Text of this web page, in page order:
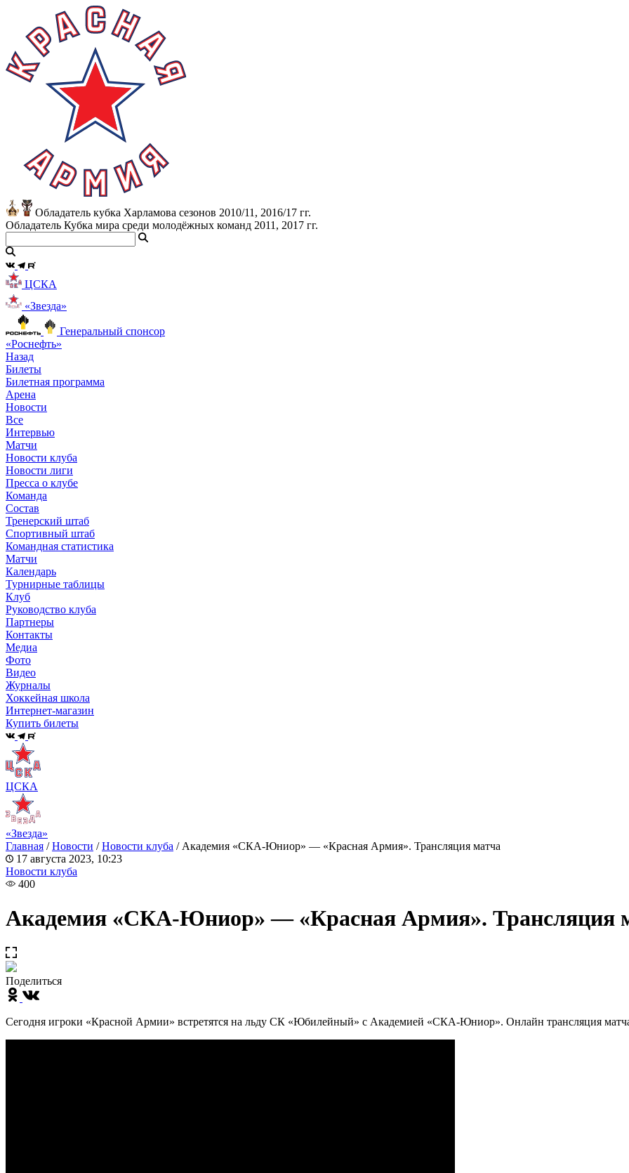
Обладатель кубка Харламова сезонов 2010/11, 2016/17 гг.
Обладатель Кубка мира среди молодёжных команд 2011, 2017 гг.
ЦСКА
«Звезда»
Генеральный спонсор
«Роснефть»
Назад
Билеты
Билетная программа
Арена
Новости
Все
Интервью
Матчи
Новости клуба
Новости лиги
Пресса о клубе
Команда
Состав
Тренерский штаб
Спортивный штаб
Командная статистика
Матчи
Календарь
Турнирные таблицы
Клуб
Руководство клуба
Партнеры
Контакты
Медиа
Фото
Видео
Журналы
Хоккейная школа
Интернет-магазин
Купить билеты
ЦСКА
«Звезда»
Главная /Новости /Новости клуба / Академия «СКА-Юниор» — «Красная Армия». Трансляция матча
17 августа 2023, 10:23
Новости клуба
400
Академия «СКА-Юниор» — «Красная Армия». Трансляция
Поделиться
Сегодня игроки «Красной Армии» встретятся на льду СК «Юбилейный» с Академией «СКА-Юниор». Онлайн трансляция